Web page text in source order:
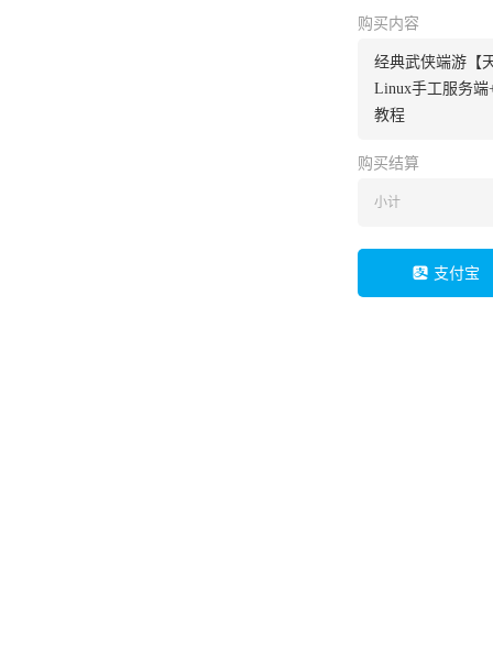
购买内容
经典武侠端游【
Linux手工服务端
教程
购买结算
小计
支付宝